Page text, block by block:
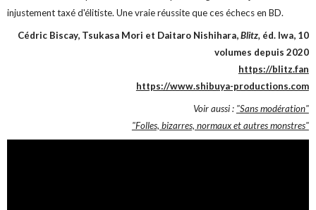
injustement taxé d'élitiste. Une vraie réussite que ces échecs en BD.
Cédric Biscay, Tsukasa Mori et Daitaro Nishihara,Blitz, éd. Iwa, 10
volumes depuis 2020
https://blitz.fan
https://www.shibuya-productions.com
Voir aussi : "Sans modération"
"Folles, bizarres, normaux et autres monstres"